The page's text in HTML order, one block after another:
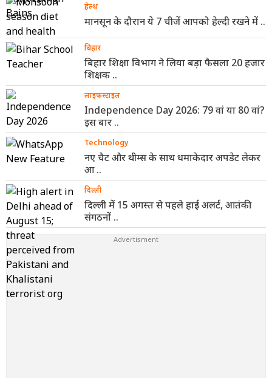
हेल्थ
मानसून के दौरान ये 7 चीजें आपको हेल्दी रखने में ..
बिहार
बिहार शिक्षा विभाग ने लिया बड़ा फैसला 20 हजार
शिक्षक ..
लाइफस्टाइल
Independence Day 2026: 79 वां या 80 वां?
इस बार ..
Technology
नए चैट और थीम्स के साथ धमाकेदार अपडेट लेकर
आ ..
दिल्ली
दिल्ली में 15 अगस्त से पहले हाई अलर्ट, आतंकी
संगठनों ..